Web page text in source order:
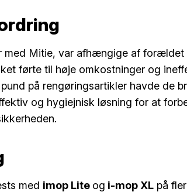
med Mitie, var afhængige af
førte til høje omkostninger og
på rengøringsartikler havde de
og hygiejnisk løsning for at
med imop Lite og i-mop XL på